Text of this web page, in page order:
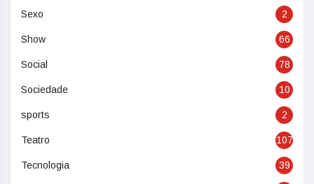
Sexo 2
Show 66
Social 78
Sociedade 10
sports 2
Teatro 107
Tecnologia 39